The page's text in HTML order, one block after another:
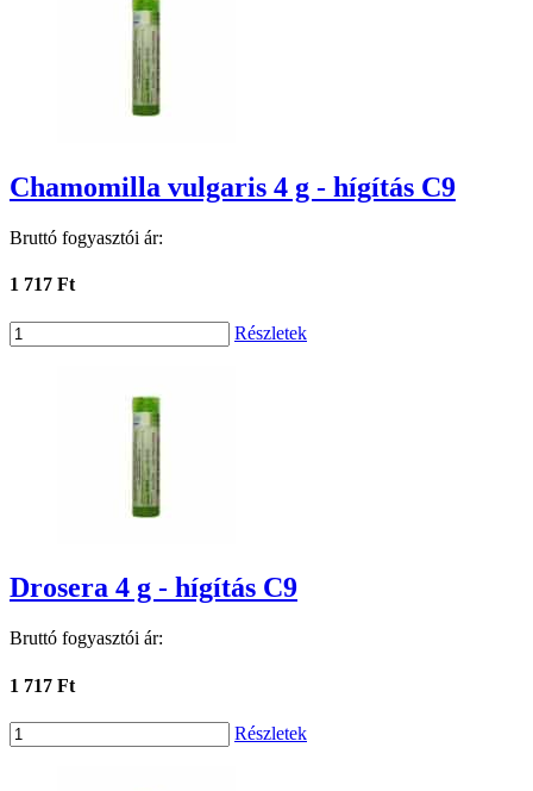
Chamomilla vulgaris 4 g - hígítás C9
Bruttó fogyasztói ár:
1 717 Ft
Részletek
Drosera 4 g - hígítás C9
Bruttó fogyasztói ár:
1 717 Ft
Részletek